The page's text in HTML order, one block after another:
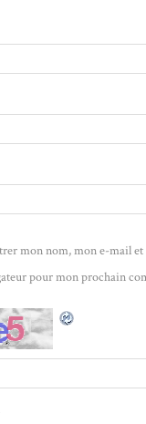
mon nom, mon e-mail
pour mon prochain